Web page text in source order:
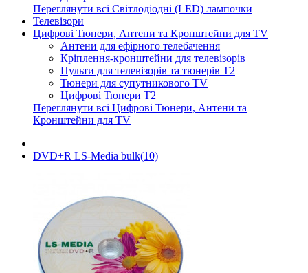
Переглянути всі Світлодіодні (LED) лампочки
Телевізори
Цифрові Тюнери, Антени та Кронштейни для TV
Антени для ефірного телебачення
Кріплення-кронштейни для телевізорів
Пульти для телевізорів та тюнерів T2
Тюнери для супутникового TV
Цифрові Тюнери T2
Переглянути всі Цифрові Тюнери, Антени та
Кронштейни для TV
DVD+R LS-Media bulk(10)